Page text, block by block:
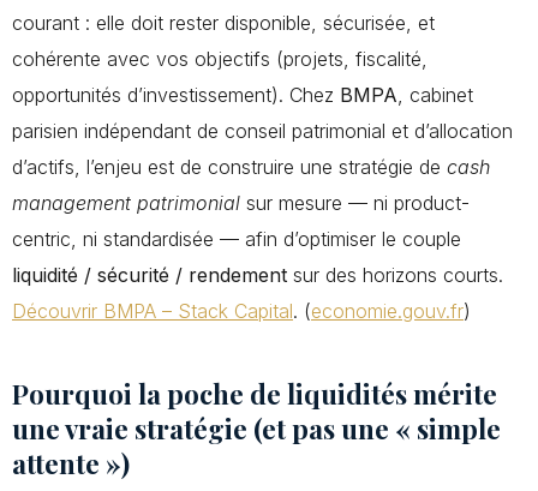
courant : elle doit rester disponible, sécurisée, et
cohérente avec vos objectifs (projets, fiscalité,
opportunités d’investissement). Chez BMPA , cabinet
parisien indépendant de conseil patrimonial et d’allocation
d’actifs, l’enjeu est de construire une stratégie de cash
management patrimonial sur mesure — ni product-
centric, ni standardisée — afin d’optimiser le couple
liquidité / sécurité / rendement sur des horizons courts.
Découvrir BMPA – Stack Capital. (economie.gouv.fr)
Pourquoi la poche de liquidités mérite
une vraie stratégie (et pas une « simple
attente »)